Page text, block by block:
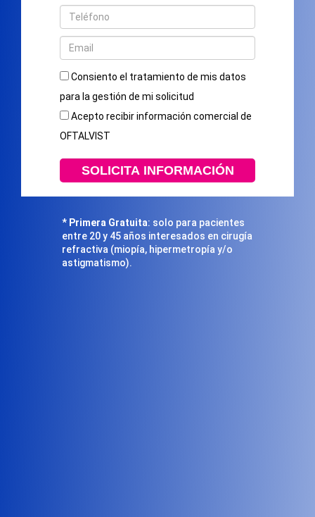
Consiento el tratamiento de mis datos
para la gestión de mi solicitud
Acepto recibir información comercial de
OFTALVIST
* Primera Gratuita: solo para pacientes
entre 20 y 45 años interesados en cirugía
refractiva (miopía, hipermetropía y/o
astigmatismo).